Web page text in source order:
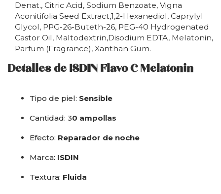
Denat., Citric Acid, Sodium Benzoate, Vigna
Aconitifolia Seed Extract,1,2-Hexanediol, Caprylyl
Glycol, PPG-26-Buteth-26, PEG-40 Hydrogenated
Castor Oil, Maltodextrin,Disodium EDTA, Melatonin,
Parfum (Fragrance), Xanthan Gum.
Detalles de ISDIN Flavo C Melatonin
Tipo de piel: Sensible
Cantidad: 30 ampollas
Efecto: Reparador de noche
Marca: ISDIN
Textura: Fluida